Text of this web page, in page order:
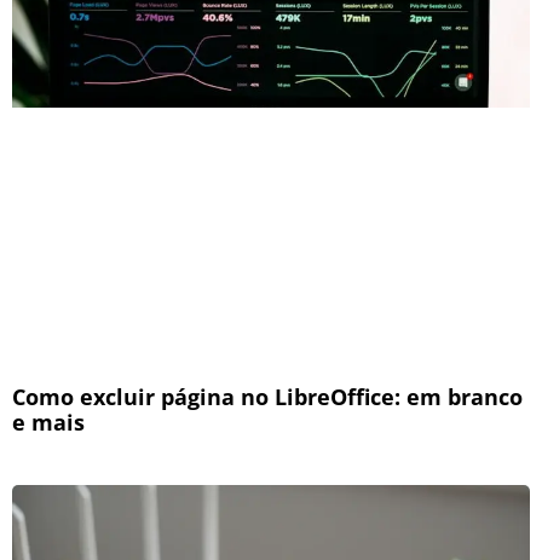
Como excluir página no LibreOffice: em branco
e mais